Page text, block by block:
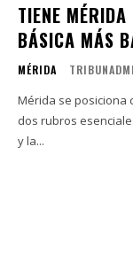
TIENE
BÁSICA MÁS
MÉRIDA
Mérida se posiciona
dos rubros
y la...